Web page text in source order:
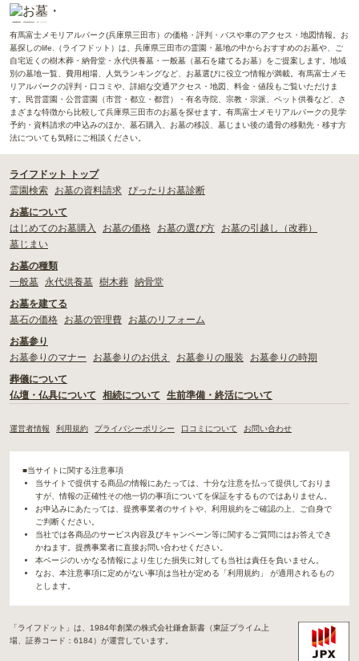
有馬富士メモリアルパーク(兵庫県三田市）の価格・評判・バスや車のアクセス・地図情報。お
墓探しのlife.（ライフドット）は、兵庫県三田市の霊園・墓地の中からおすすめのお墓や、ご
自宅近くの樹木葬・納骨堂・永代供養墓・一般墓（墓石を建てるお墓）をご提案します。地域
別の墓地一覧、費用相場、人気ランキングなど、お墓選びに役立つ情報が満載。有馬富士メモ
リアルパークの評判・口コミや、詳細な交通アクセス・地図、料金・値段もご覧いただけま
す。民営霊園・公営霊園（市営・都立・都営）・有名寺院、宗教・宗派、ペット供養など、さ
まざまな特徴から比較して兵庫県三田市のお墓を探せます。有馬富士メモリアルパークの見学
予約・資料請求の申込みのほか、墓石購入、お墓の移設、墓じまい後の遺骨の移動先・移す方
法についても気軽にご相談ください。
ライフドット トップ
霊園検索
お墓の資料請求 ぴったりお墓診断
お墓について
はじめてのお墓購入
お墓の価格 お墓の選び方
お墓の引越し（改葬）
墓じまい
お墓の種類
一般墓
永代供養墓 樹木葬 納骨堂
お墓を建てる
墓石の価格
お墓の管理費
お墓のリフォーム
お墓参り
お墓参りのマナー
お墓参りのお供え お墓参りの服装
お墓参りの時期
葬儀について
仏壇・仏具について
相続について 生前準備・終活について
運営者情報 利用規約 プライバシーポリシー 口コミについて お問い合わせ
■当サイトに関する注意事項
当サイトで提供する商品の情報にあたっては、十分な注意を払って提供しておりま
すが、情報の正確性その他一切の事項についてを保証をするものではありません。
お申込みにあたっては、提携事業者のサイトや、利用規約をご確認の上、ご自身で
ご判断ください。
当社では各商品のサービス内容及びキャンペーン等に関するご質問にはお答えでき
かねます。提携事業者に直接お問い合わせください。
本ページのいかなる情報により生じた損失に対しても当社は責任を負いません。
なお、本注意事項に定めがない事項は当社が定める「利用規約」 が適用されるもの
とします。
「ライフドット」は、1984年創業の株式会社鎌倉新書（東証プライム上
場、証券コード：6184）が運営しています。